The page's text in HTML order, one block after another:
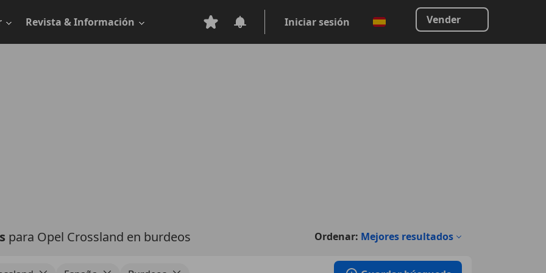
Revista & Información Iniciar sesión Vender
para Opel Crossland en burdeos Ordenar: Mejores resultados